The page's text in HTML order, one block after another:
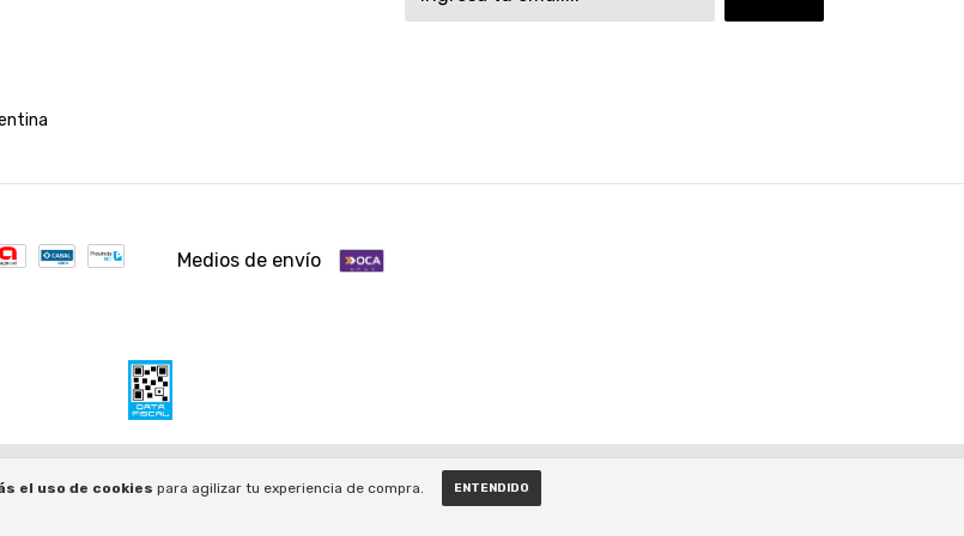
el uso de cookies para agilizar tu experiencia de compra. ENTENDIDO
Medios de envío
de arrepentimiento